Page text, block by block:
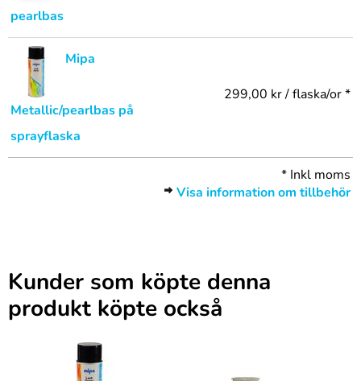
pearlbas
Mipa
Metallic/pearlbas på
sprayflaska
299,00 kr / flaska/or *
* Inkl moms
Visa information om tillbehör
Kunder som köpte denna
produkt köpte också